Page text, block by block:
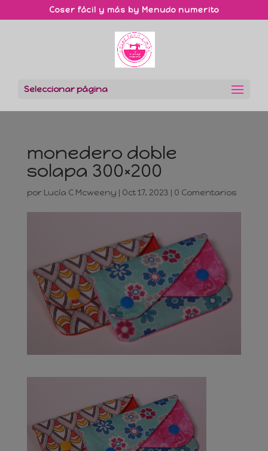
Coser fácil y más by Menudo numerito
Seleccionar página
monedero doble
solapa 300×200
por Lucía C Mcweeny | Oct 17, 2023 | 0 Comentarios